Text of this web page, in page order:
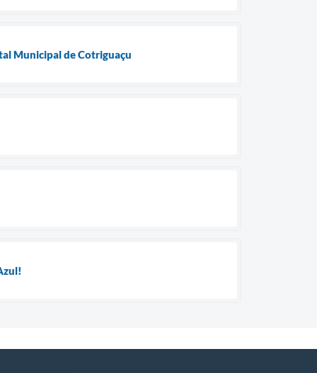
Municipal de Cotriguaçu